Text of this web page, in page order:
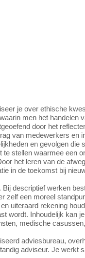
je over ethische
men het handelen
door het
van medewerkers en
en gevolgen die
stellen waarmee een
het leren van de
in de toekomst bij
descriptief werken
een moreel
uiteraard rekening
wordt. Inhoudelijk kan
medische
adviesbureau,
adviseur. Je werkt